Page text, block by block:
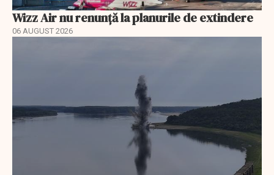
Wizz Air nu renunță la planurile de extindere
06 AUGUST 2026